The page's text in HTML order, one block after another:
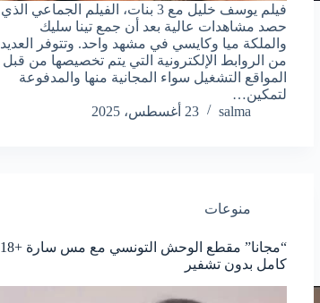
فيلم يوسف خليل مع 3 بنات، الفيلم الجماعي الذي
حصد مشاهدات عالية بعد أن جمع تينا سليك
والملكة ميا وكايسي في مشهد واحد. وتتوفر العديد
من الروابط الإلكترونية التي يتم تخصيصها من قبل
المواقع التشغيل سواء المجانية منها والمدفوعة
لتمكين…
salma
23 أغسطس، 2025
منوعات
“مجانا” مقطع الوحش التونسي مع مس سارة +18
كامل بدون تشفير